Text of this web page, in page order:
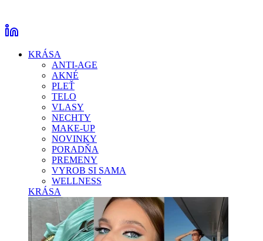
KRÁSA
ANTI-AGE
AKNÉ
PLEŤ
TELO
VLASY
NECHTY
MAKE-UP
NOVINKY
PORADŇA
PREMENY
VYROB SI SAMA
WELLNESS
KRÁSA